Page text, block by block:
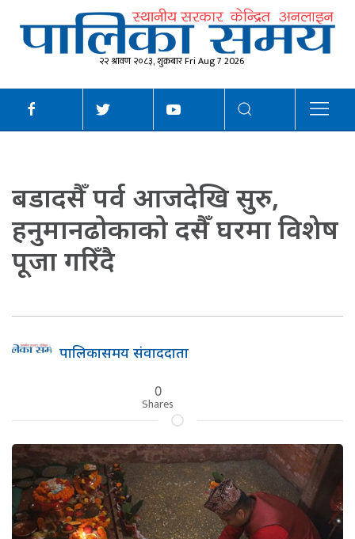
२२ श्रावण २०८३, शुक्रबार Fri Aug 7 2026
बडादसैँ पर्व आजदेखि सुरु,
हनुमानढोकाको दसैँ घरमा विशेष
पूजा गरिँदै
पालिकासमय संवाददाता
0
Shares